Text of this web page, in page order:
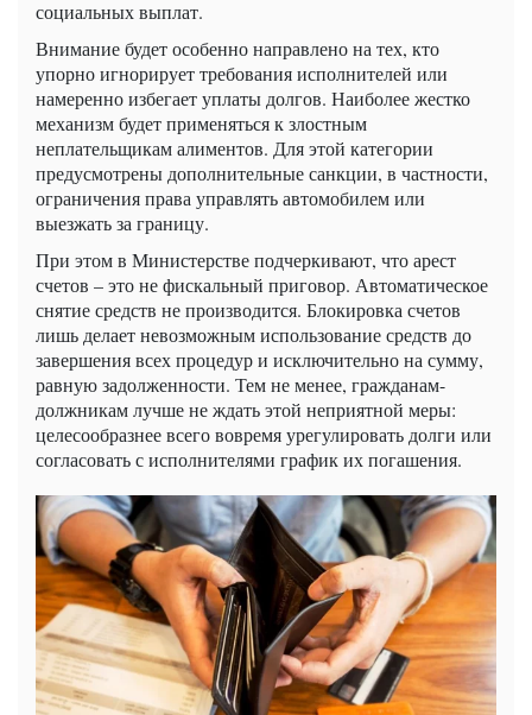
социальных выплат.
Внимание будет особенно направлено на тех, кто
упорно игнорирует требования исполнителей или
намеренно избегает уплаты долгов. Наиболее жестко
механизм будет применяться к злостным
неплательщикам алиментов. Для этой категории
предусмотрены дополнительные санкции, в частности,
ограничения права управлять автомобилем или
выезжать за границу.
При этом в Министерстве подчеркивают, что арест
счетов – это не фискальный приговор. Автоматическое
снятие средств не производится. Блокировка счетов
лишь делает невозможным использование средств до
завершения всех процедур и исключительно на сумму,
равную задолженности. Тем не менее, гражданам-
должникам лучше не ждать этой неприятной меры:
целесообразнее всего вовремя урегулировать долги или
согласовать с исполнителями график их погашения.